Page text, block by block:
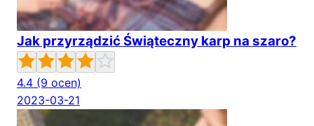
Jak przyrządzić Świąteczny karp na szaro?
4.4 (9 ocen)
2023-03-21